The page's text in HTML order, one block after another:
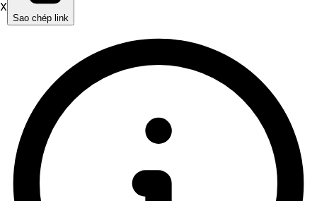
X
Sao chép link